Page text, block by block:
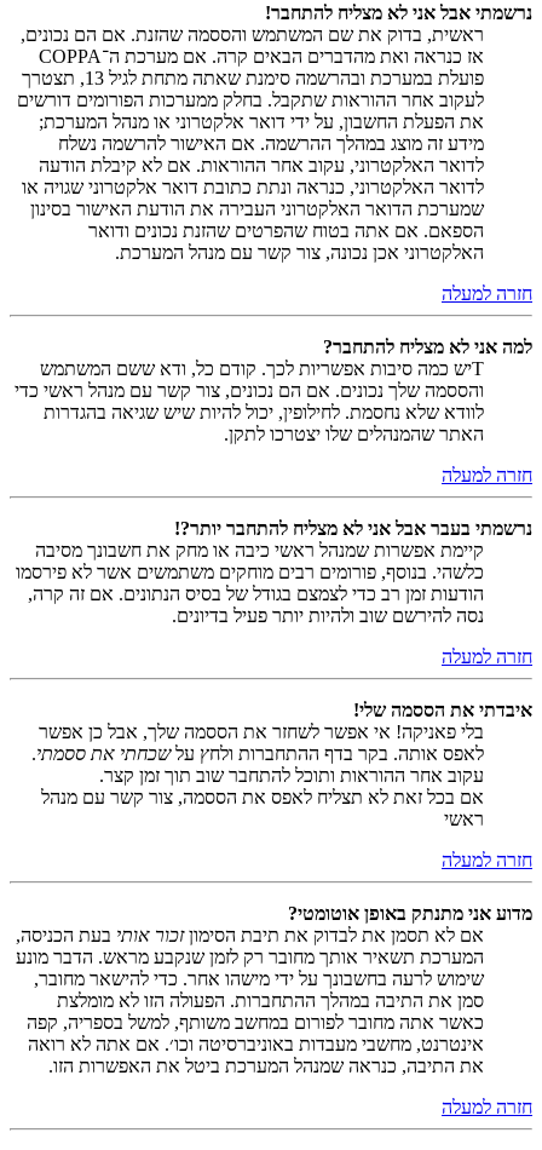
נרשמתי אבל אני לא מצליח להתחבר!
ראשית, בדוק את שם המשתמש והססמה שהזנת. אם הם נכונים,
אז כנראה ואת מהדברים הבאים קרה. אם מערכת ה־COPPA
פועלת במערכת ובהרשמה סימנת שאתה מתחת לגיל 13, תצטרך
לעקוב אחר ההוראות שתקבל. בחלק ממערכות הפורומים דורשים
את הפעלת החשבון, על ידי דואר אלקטרוני או מנהל המערכת;
מידע זה מוצג במהלך ההרשמה. אם האישור להרשמה נשלח
לדואר האלקטרוני, עקוב אחר ההוראות. אם לא קיבלת הודעה
לדואר האלקטרוני, כנראה ונתת כתובת דואר אלקטרוני שגויה או
שמערכת הדואר האלקטרוני העבירה את הודעת האישור בסינון
הספאם. אם אתה בטוח שהפרטים שהזנת נכונים ודואר
האלקטרוני אכן נכונה, צור קשר עם מנהל המערכת.
חזרה למעלה
למה אני לא מצליח להתחבר?
Tיש כמה סיבות אפשריות לכך. קודם כל, ודא ששם המשתמש
והססמה שלך נכונים. אם הם נכונים, צור קשר עם מנהל ראשי כדי
לוודא שלא נחסמת. לחילופין, יכול להיות שיש שגיאה בהגדרות
האתר שהמנהלים שלו יצטרכו לתקן.
חזרה למעלה
נרשמתי בעבר אבל אני לא מצליח להתחבר יותר?!
קיימת אפשרות שמנהל ראשי כיבה או מחק את חשבונך מסיבה
כלשהי. בנוסף, פורומים רבים מוחקים משתמשים אשר לא פירסמו
הודעות זמן רב כדי לצמצם בגודל של בסיס הנתונים. אם זה קרה,
נסה להירשם שוב ולהיות יותר פעיל בדיונים.
חזרה למעלה
איבדתי את הססמה שלי!
בלי פאניקה! אי אפשר לשחזר את הססמה שלך, אבל כן אפשר
לאפס אותה. בקר בדף ההתחברות ולחץ עלשכחתי את ססמתי.
עקוב אחר ההוראות ותוכל להתחבר שוב תוך זמן קצר.
אם בכל זאת לא תצליח לאפס את הססמה, צור קשר עם מנהל
ראשי
חזרה למעלה
מדוע אני מתנתק באופן אוטומטי?
אם לא תסמן את לבדוק את תיבת הסימוןזכור אותי בעת הכניסה,
המערכת תשאיר אותך מחובר רק לזמן שנקבע מראש. הדבר מונע
שימוש לרעה בחשבונך על ידי מישהו אחר. כדי להישאר מחובר,
סמן את התיבה במהלך ההתחברות. הפעולה הזו לא מומלצת
כאשר אתה מחובר לפורום במחשב משותף, למשל בספריה, קפה
אינטרנט, מחשבי מעבדות באוניברסיטה וכו׳. אם אתה לא רואה
את התיבה, כנראה שמנהל המערכת ביטל את האפשרות הזו.
חזרה למעלה